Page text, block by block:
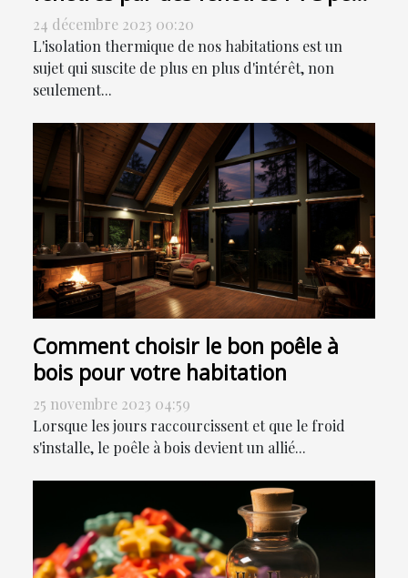
contribuer à la réduction de votre
facture énergétique
24 décembre 2023 00:20
L'isolation thermique de nos habitations est un
sujet qui suscite de plus en plus d'intérêt, non
seulement...
Comment choisir le bon poêle à
bois pour votre habitation
25 novembre 2023 04:59
Lorsque les jours raccourcissent et que le froid
s'installe, le poêle à bois devient un allié...